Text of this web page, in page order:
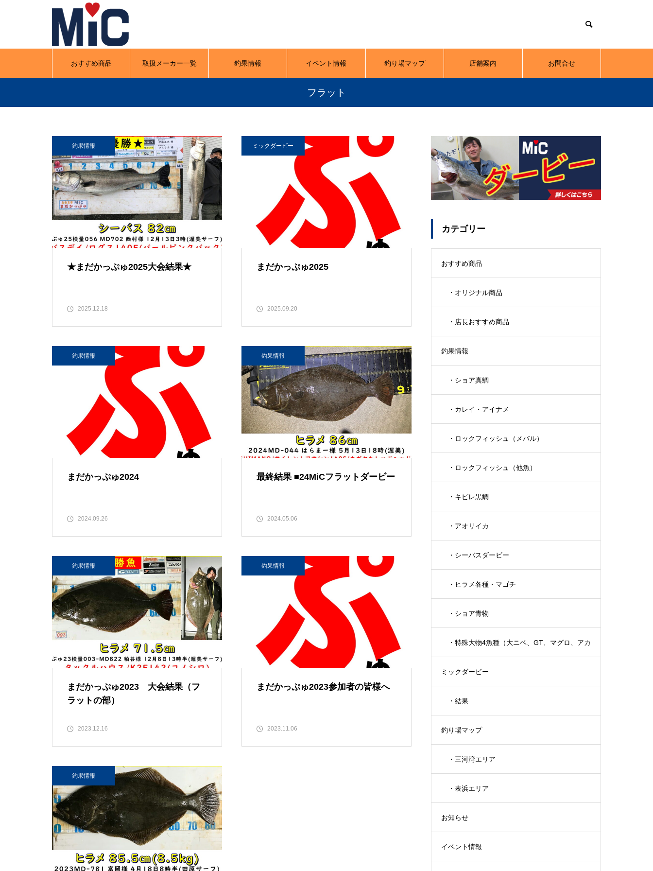
おすすめ商品 取扱メーカー一覧 釣果情報 イベント情報 釣り場マップ 店舗案内 お問合せ
フラット
釣果情報
★まだかっぷゅ2025大会結果★
2025.12.18
ミックダービー
まだかっぷゅ2025
2025.09.20
釣果情報
まだかっぷゅ2024
2024.09.26
釣果情報
最終結果 ■24MiCフラットダービー
2024.05.06
釣果情報
まだかっぷゅ2023 大会結果（フ
ラットの部）
2023.12.16
釣果情報
まだかっぷゅ2023参加者の皆様へ
2023.11.06
釣果情報
カテゴリー
おすすめ商品
・オリジナル商品
・店長おすすめ商品
釣果情報
・ショア真鯛
・カレイ・アイナメ
・ロックフィッシュ（メバル）
・ロックフィッシュ（他魚）
・キビレ黒鯛
・アオリイカ
・シーバスダービー
・ヒラメ各種・マゴチ
・ショア青物
・特殊大物4魚種（大ニベ、GT、マグロ、アカ
メ）
ミックダービー
・結果
釣り場マップ
・三河湾エリア
・表浜エリア
お知らせ
イベント情報